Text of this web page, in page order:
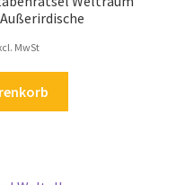
MwSt